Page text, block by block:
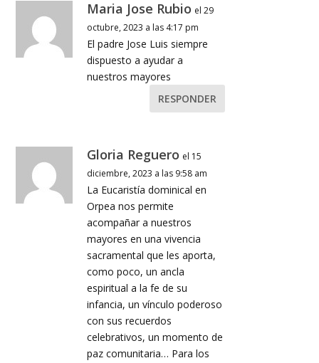
Maria Jose Rubio el 29
octubre, 2023 a las 4:17 pm
El padre Jose Luis siempre
dispuesto a ayudar a
nuestros mayores
RESPONDER
Gloria Reguero el 15
diciembre, 2023 a las 9:58 am
La Eucaristía dominical en
Orpea nos permite
acompañar a nuestros
mayores en una vivencia
sacramental que les aporta,
como poco, un ancla
espiritual a la fe de su
infancia, un vínculo poderoso
con sus recuerdos
celebrativos, un momento de
paz comunitaria… Para los